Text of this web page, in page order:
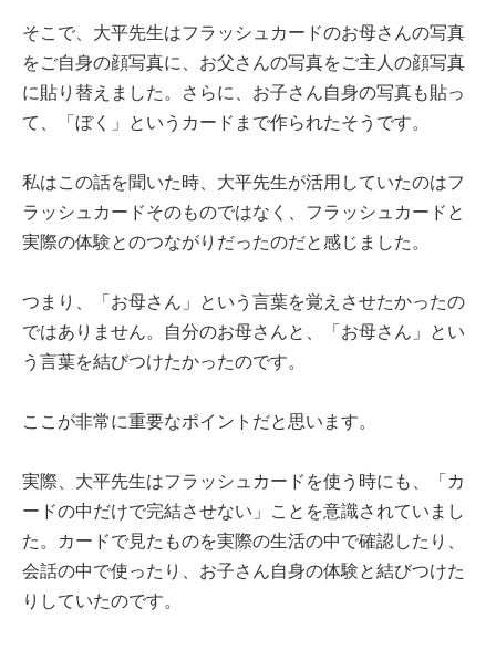
そこで、大平先生はフラッシュカードのお母さんの写真
をご自身の顔写真に、お父さんの写真をご主人の顔写真
に貼り替えました。さらに、お子さん自身の写真も貼っ
て、「ぼく」というカードまで作られたそうです。
私はこの話を聞いた時、大平先生が活用していたのはフ
ラッシュカードそのものではなく、フラッシュカードと
実際の体験とのつながりだったのだと感じました。
つまり、「お母さん」という言葉を覚えさせたかったの
ではありません。自分のお母さんと、「お母さん」とい
う言葉を結びつけたかったのです。
ここが非常に重要なポイントだと思います。
実際、大平先生はフラッシュカードを使う時にも、「カ
ードの中だけで完結させない」ことを意識されていまし
た。カードで見たものを実際の生活の中で確認したり、
会話の中で使ったり、お子さん自身の体験と結びつけた
りしていたのです。